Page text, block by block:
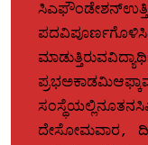
ದೇಸೋಮವಾರ,